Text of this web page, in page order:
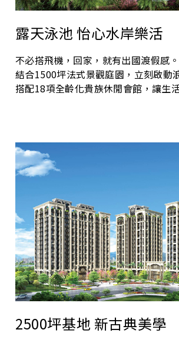
露天泳池 怡心水岸樂活
不必搭飛機，回家，就有出國渡假感
結合1500坪法式景觀庭園，立刻啟動
搭配18項全齡化貴族休閒會館，讓生
2500坪基地 新古典美學